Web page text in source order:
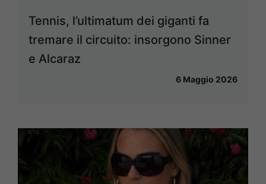
Tennis, l’ultimatum dei giganti fa
tremare il circuito: insorgono Sinner
e Alcaraz
6 Maggio 2026